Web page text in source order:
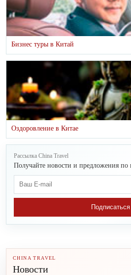
Бизнес туры в Китай
Оздоровление в Китае
Рассылка China Travel
Получайте новости и предложения по
Подписаться
CHINA TRAVEL
Новости